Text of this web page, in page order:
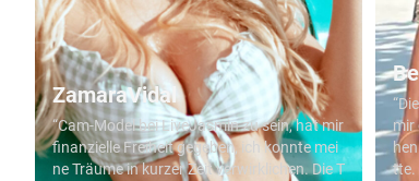
ZamaraVidal
“Cam-Model bei LiveJasmin zu sein, hat mir
finanzielle Freiheit gegeben, ich konnte mei
ne Träume in kurzer Zeit verwirklichen. Die T
mir
tte.